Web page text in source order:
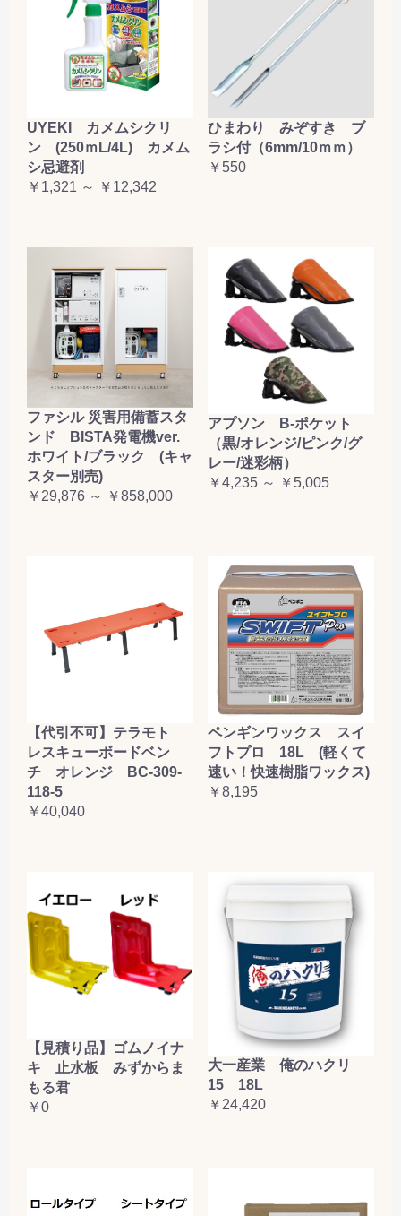
お買い物を続ける カートへ進む
UYEKI カメムシクリ
ン (250ｍL/4L) カメム
シ忌避剤
￥1,321 ～ ￥12,342
ひまわり みぞすき ブ
ラシ付（6mm/10ｍｍ）
￥550
ファシル 災害用備蓄スタ
ンド BISTA発電機ver.
ホワイト/ブラック (キャ
スター別売)
￥29,876 ～ ￥858,000
アプソン B-ポケット
（黒/オレンジ/ピンク/グ
レー/迷彩柄）
￥4,235 ～ ￥5,005
【代引不可】テラモト
レスキューボードベン
チ オレンジ BC-309-
118-5
￥40,040
ペンギンワックス スイ
フトプロ 18L (軽くて
速い！快速樹脂ワックス)
￥8,195
【見積り品】ゴムノイナ
キ 止水板 みずからま
もる君
￥0
大一産業 俺のハクリ
15 18L
￥24,420